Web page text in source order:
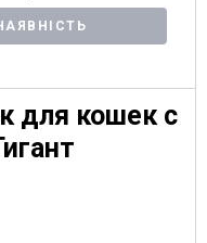
для кошек с